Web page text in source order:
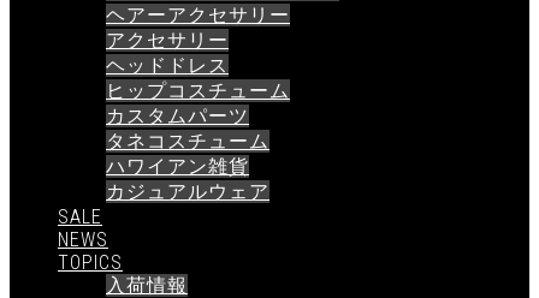
ヘアーアクセサリー
アクセサリー
ヘッドドレス
ヒップコスチューム
カスタムパーツ
タネコスチューム
ハワイアン雑貨
カジュアルウェア
SALE
NEWS
TOPICS
入荷情報